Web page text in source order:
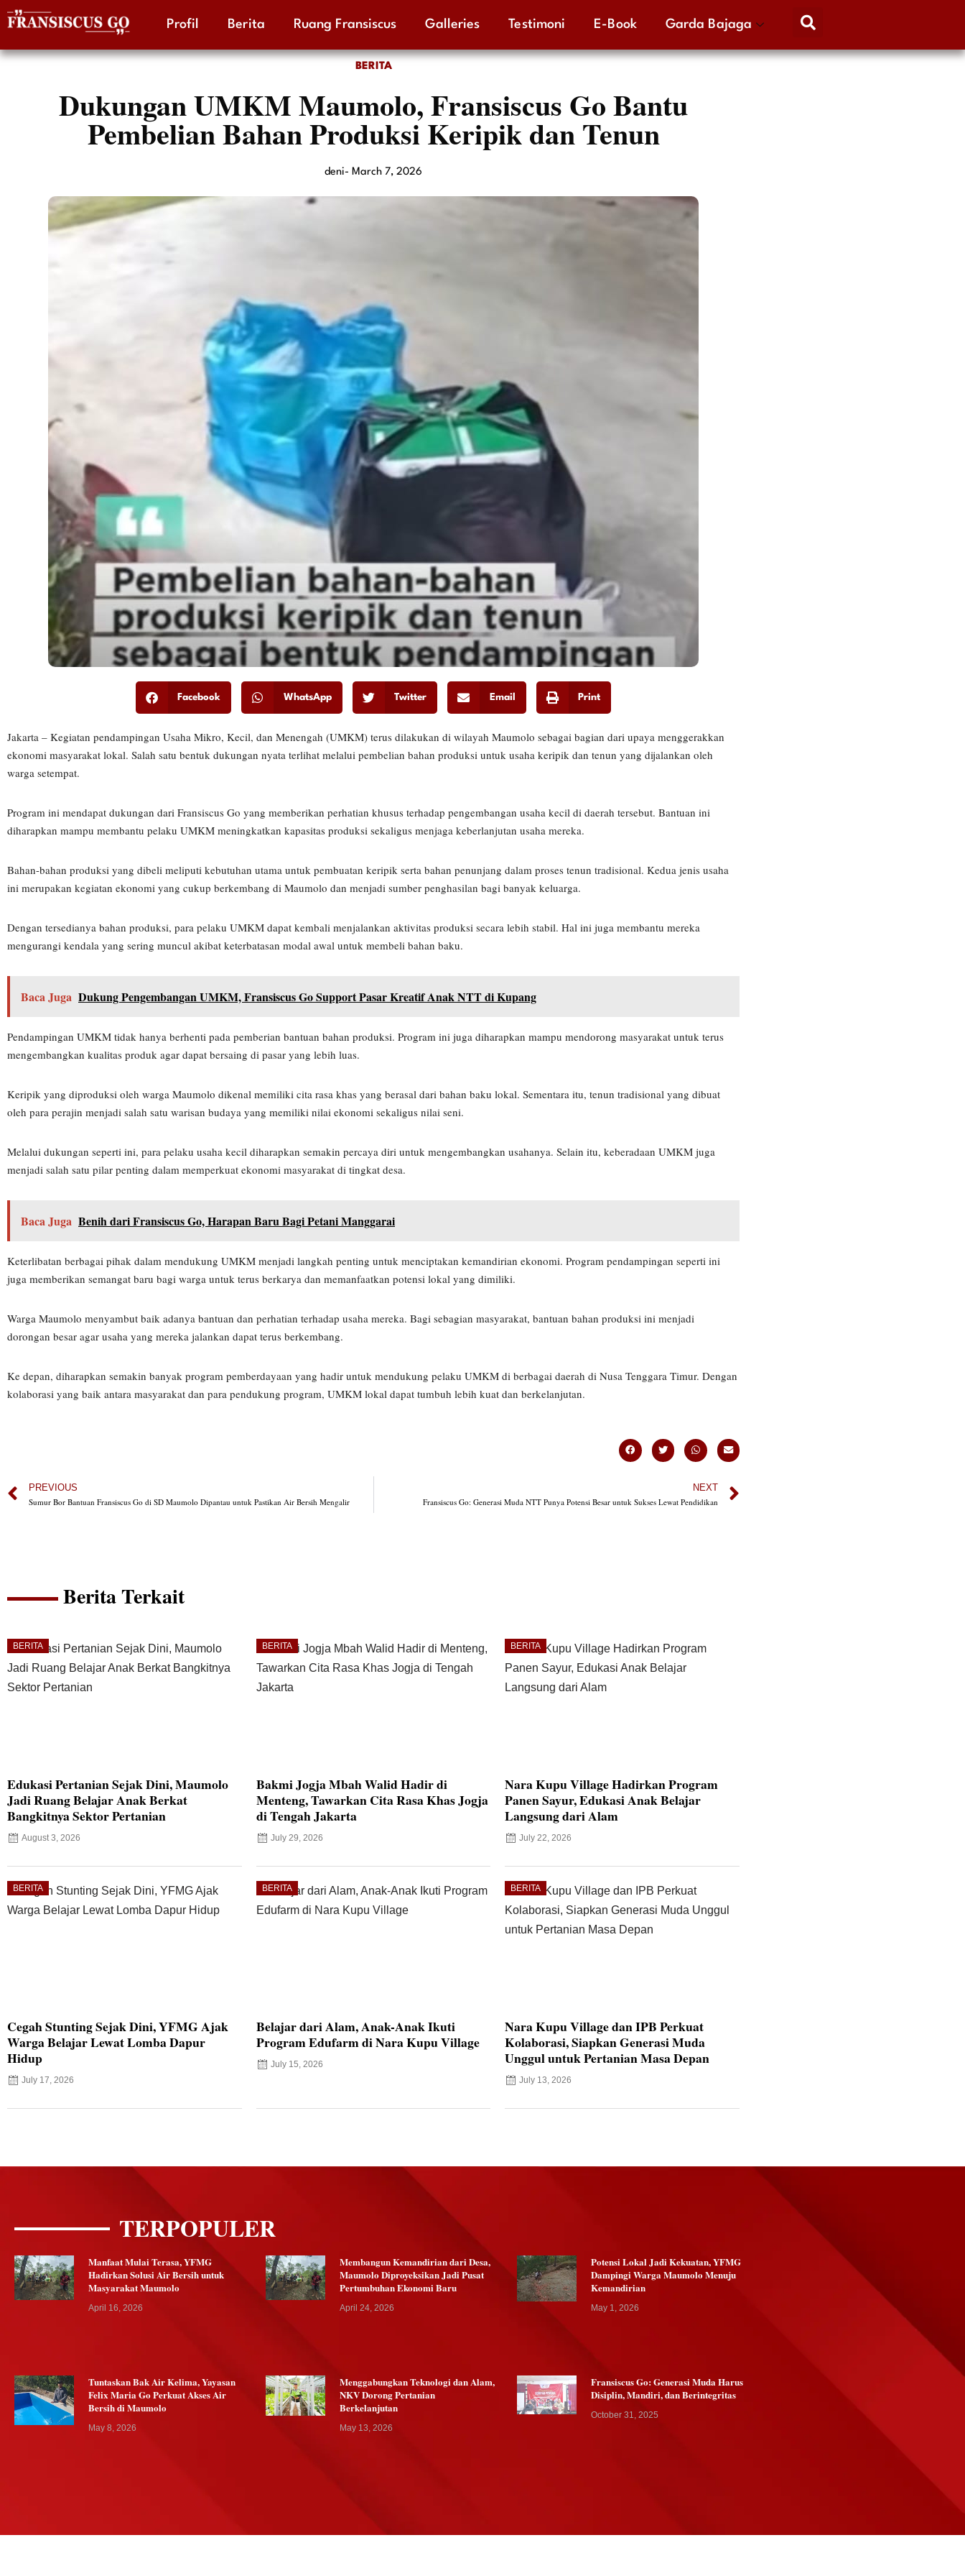
to
Profil Berita Ruang Fransiscus Galleries Testimoni E-Book Garda Bajaga
BERITA
Dukungan UMKM Maumolo, Fransiscus Go Bantu
Pembelian Bahan Produksi Keripik dan Tenun
deni- March 7, 2026
Facebook WhatsApp Twitter Email Print
Jakarta – Kegiatan pendampingan Usaha Mikro, Kecil, dan Menengah (UMKM) terus dilakukan di wilayah Maumolo sebagai bagian dari upaya menggerakkan
ekonomi masyarakat lokal. Salah satu bentuk dukungan nyata terlihat melalui pembelian bahan produksi untuk usaha keripik dan tenun yang dijalankan oleh
warga setempat.
Program ini mendapat dukungan dari Fransiscus Go yang memberikan perhatian khusus terhadap pengembangan usaha kecil di daerah tersebut. Bantuan ini
diharapkan mampu membantu pelaku UMKM meningkatkan kapasitas produksi sekaligus menjaga keberlanjutan usaha mereka.
Bahan-bahan produksi yang dibeli meliputi kebutuhan utama untuk pembuatan keripik serta bahan penunjang dalam proses tenun tradisional. Kedua jenis usaha
ini merupakan kegiatan ekonomi yang cukup berkembang di Maumolo dan menjadi sumber penghasilan bagi banyak keluarga.
Dengan tersedianya bahan produksi, para pelaku UMKM dapat kembali menjalankan aktivitas produksi secara lebih stabil. Hal ini juga membantu mereka
mengurangi kendala yang sering muncul akibat keterbatasan modal awal untuk membeli bahan baku.
Baca Juga Dukung Pengembangan UMKM, Fransiscus Go Support Pasar Kreatif Anak NTT di Kupang
Pendampingan UMKM tidak hanya berhenti pada pemberian bantuan bahan produksi. Program ini juga diharapkan mampu mendorong masyarakat untuk terus
mengembangkan kualitas produk agar dapat bersaing di pasar yang lebih luas.
Keripik yang diproduksi oleh warga Maumolo dikenal memiliki cita rasa khas yang berasal dari bahan baku lokal. Sementara itu, tenun tradisional yang dibuat
oleh para perajin menjadi salah satu warisan budaya yang memiliki nilai ekonomi sekaligus nilai seni.
Melalui dukungan seperti ini, para pelaku usaha kecil diharapkan semakin percaya diri untuk mengembangkan usahanya. Selain itu, keberadaan UMKM juga
menjadi salah satu pilar penting dalam memperkuat ekonomi masyarakat di tingkat desa.
Baca Juga Benih dari Fransiscus Go, Harapan Baru Bagi Petani Manggarai
Keterlibatan berbagai pihak dalam mendukung UMKM menjadi langkah penting untuk menciptakan kemandirian ekonomi. Program pendampingan seperti ini
juga memberikan semangat baru bagi warga untuk terus berkarya dan memanfaatkan potensi lokal yang dimiliki.
Warga Maumolo menyambut baik adanya bantuan dan perhatian terhadap usaha mereka. Bagi sebagian masyarakat, bantuan bahan produksi ini menjadi
dorongan besar agar usaha yang mereka jalankan dapat terus berkembang.
Ke depan, diharapkan semakin banyak program pemberdayaan yang hadir untuk mendukung pelaku UMKM di berbagai daerah di Nusa Tenggara Timur. Dengan
kolaborasi yang baik antara masyarakat dan para pendukung program, UMKM lokal dapat tumbuh lebih kuat dan berkelanjutan.
PREVIOUS
Sumur Bor Bantuan Fransiscus Go di SD Maumolo Dipantau untuk Pastikan Air Bersih Mengalir
NEXT
Fransiscus Go: Generasi Muda NTT Punya Potensi Besar untuk Sukses Lewat Pendidikan
Berita Terkait
BERITA
Edukasi Pertanian Sejak Dini, Maumolo
Jadi Ruang Belajar Anak Berkat
Bangkitnya Sektor Pertanian
August 3, 2026
BERITA
Bakmi Jogja Mbah Walid Hadir di
Menteng, Tawarkan Cita Rasa Khas Jogja
di Tengah Jakarta
July 29, 2026
BERITA
Nara Kupu Village Hadirkan Program
Panen Sayur, Edukasi Anak Belajar
Langsung dari Alam
July 22, 2026
BERITA
Cegah Stunting Sejak Dini, YFMG Ajak
Warga Belajar Lewat Lomba Dapur
Hidup
July 17, 2026
BERITA
Belajar dari Alam, Anak-Anak Ikuti
Program Edufarm di Nara Kupu Village
July 15, 2026
BERITA
Nara Kupu Village dan IPB Perkuat
Kolaborasi, Siapkan Generasi Muda
Unggul untuk Pertanian Masa Depan
July 13, 2026
TERPOPULER
Manfaat Mulai Terasa, YFMG
Hadirkan Solusi Air Bersih untuk
Masyarakat Maumolo
April 16, 2026
Membangun Kemandirian dari Desa,
Maumolo Diproyeksikan Jadi Pusat
Pertumbuhan Ekonomi Baru
April 24, 2026
Potensi Lokal Jadi Kekuatan, YFMG
Dampingi Warga Maumolo Menuju
Kemandirian
May 1, 2026
Tuntaskan Bak Air Kelima, Yayasan
Felix Maria Go Perkuat Akses Air
Bersih di Maumolo
May 8, 2026
Menggabungkan Teknologi dan Alam,
NKV Dorong Pertanian
Berkelanjutan
May 13, 2026
Fransiscus Go: Generasi Muda Harus
Disiplin, Mandiri, dan Berintegritas
October 31, 2025